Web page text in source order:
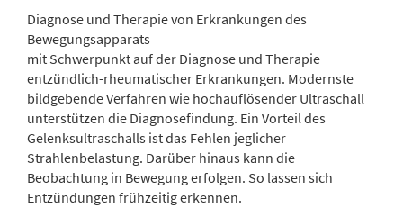
Diagnose und Therapie von Erkrankungen des
Bewegungsapparats
mit Schwerpunkt auf der Diagnose und Therapie
entzündlich-rheumatischer Erkrankungen. Modernste
bildgebende Verfahren wie hochauflösender Ultraschall
unterstützen die Diagnosefindung. Ein Vorteil des
Gelenksultraschalls ist das Fehlen jeglicher
Strahlenbelastung. Darüber hinaus kann die
Beobachtung in Bewegung erfolgen. So lassen sich
Entzündungen frühzeitig erkennen.